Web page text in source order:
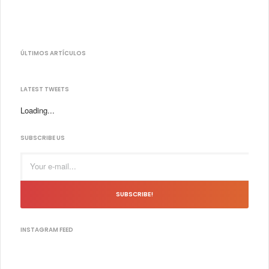
ÚLTIMOS ARTÍCULOS
LATEST TWEETS
Loading...
SUBSCRIBE US
SUBSCRIBE!
INSTAGRAM FEED